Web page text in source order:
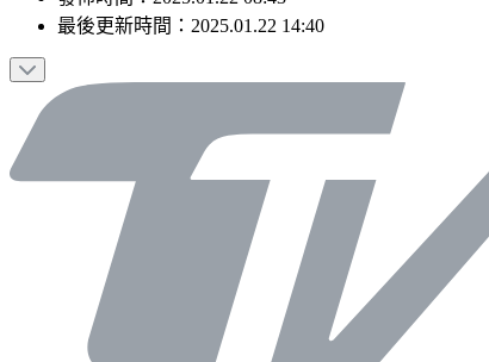
最後更新時間： 2025.01.22 14:40